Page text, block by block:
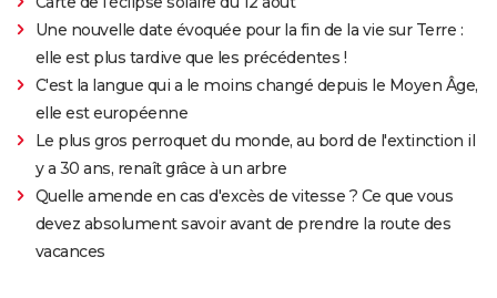
Une nouvelle date évoquée pour la fin de la vie sur Terre :
elle est plus tardive que les précédentes !
C'est la langue qui a le moins changé depuis le Moyen Âge,
elle est européenne
Le plus gros perroquet du monde, au bord de l'extinction il
y a 30 ans, renaît grâce à un arbre
Quelle amende en cas d'excès de vitesse ? Ce que vous
devez absolument savoir avant de prendre la route des
vacances